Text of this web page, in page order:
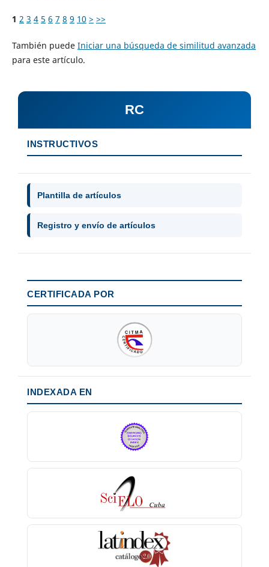
1 2 3 4 5 6 7 8 9 10 > >>
También puede Iniciar una búsqueda de similitud avanzada
para este artículo.
RC
INSTRUCTIVOS
Plantilla de artículos
Registro y envío de artículos
CERTIFICADA POR
INDEXADA EN